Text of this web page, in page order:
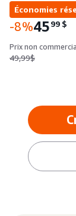
Économies
entreprises
-8%4599 $
Prix non
49,99$